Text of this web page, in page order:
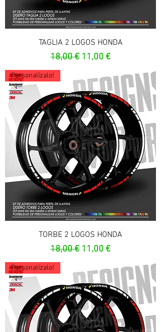
TAGLIA 2 LOGOS HONDA
Prezzo regolare
18,00 € Prezzo scontato
11,00 €
Personalízalo!
TORBE 2 LOGOS HONDA
Prezzo regolare
18,00 € Prezzo scontato
11,00 €
Personalízalo!